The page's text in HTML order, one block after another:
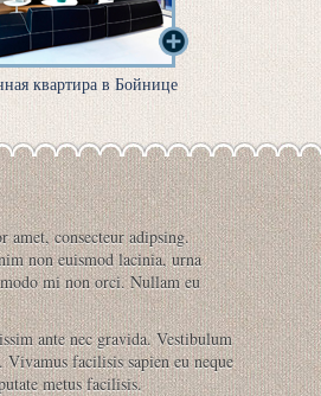
квартира в Бойнице
amet, consecteur adipsing.
non euismod lacinia, urna
mi non orci. Nullam eu
ante nec gravida. Vestibulum
Vivamus facilisis sapien eu neque
metus facilisis.